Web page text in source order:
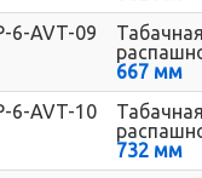
6-AVT-09
667 мм
6-AVT-10
732 мм